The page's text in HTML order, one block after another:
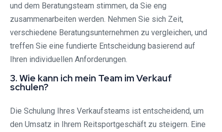
und dem Beratungsteam stimmen, da Sie eng
zusammenarbeiten werden. Nehmen Sie sich Zeit,
verschiedene Beratungsunternehmen zu vergleichen, und
treffen Sie eine fundierte Entscheidung basierend auf
Ihren individuellen Anforderungen.
3. Wie kann ich mein Team im Verkauf
schulen?
Die Schulung Ihres Verkaufsteams ist entscheidend, um
den Umsatz in Ihrem Reitsportgeschäft zu steigern. Eine